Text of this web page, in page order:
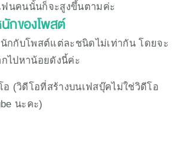
ฟนคนนั้นก็จะสูงขึ้นตามค่ะ
กของโพสต์
กกับโพสต์แต่ละชนิดไม่เท่ากัน โดยจะ
ไปหาน้อยดังนี้ค่ะ
อ (วิดีโอที่สร้างบนเฟสบุ๊คไม่ใช่วิดีโอ
นะคะ)